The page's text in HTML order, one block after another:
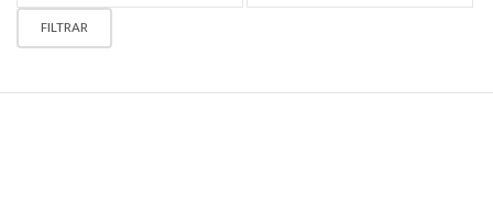
mínimo
Precio
FILTRAR